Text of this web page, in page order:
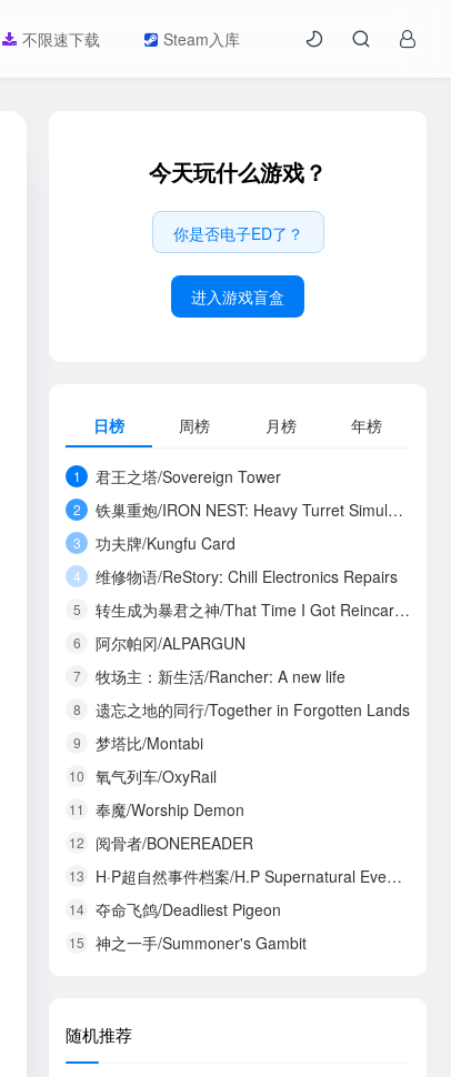
不限速下载 Steam入库
今天玩什么游戏？
你是否电子ED了？
进入游戏盲盒
日榜 周榜 月榜 年榜
1 君王之塔/Sovereign Tower
2 铁巢重炮/IRON NEST: Heavy Turret Simulator
3 功夫牌/Kungfu Card
4 维修物语/ReStory: Chill Electronics Repairs
5 转生成为暴君之神/That Time I Got Reincarnated as a Tyrant God
6 阿尔帕冈/ALPARGUN
7 牧场主：新生活/Rancher: A new life
8 遗忘之地的同行/Together in Forgotten Lands
9 梦塔比/Montabi
10 氧气列车/OxyRail
11 奉魔/Worship Demon
12 阅骨者/BONEREADER
13 H·P超自然事件档案/H.P Supernatural Event Archives
14 夺命飞鸽/Deadliest Pigeon
15 神之一手/Summoner's Gambit
随机推荐